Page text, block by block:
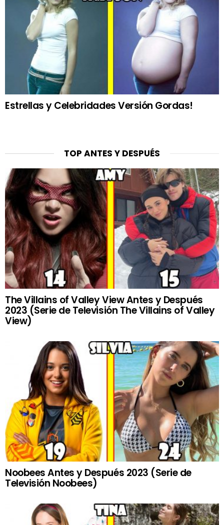
Estrellas y Celebridades Versión Gordas!
TOP ANTES Y DESPUÉS
The Villains of Valley View Antes y Después
2023 (Serie de Televisión The Villains of Valley
View)
Noobees Antes y Después 2023 (Serie de
Televisión Noobees)